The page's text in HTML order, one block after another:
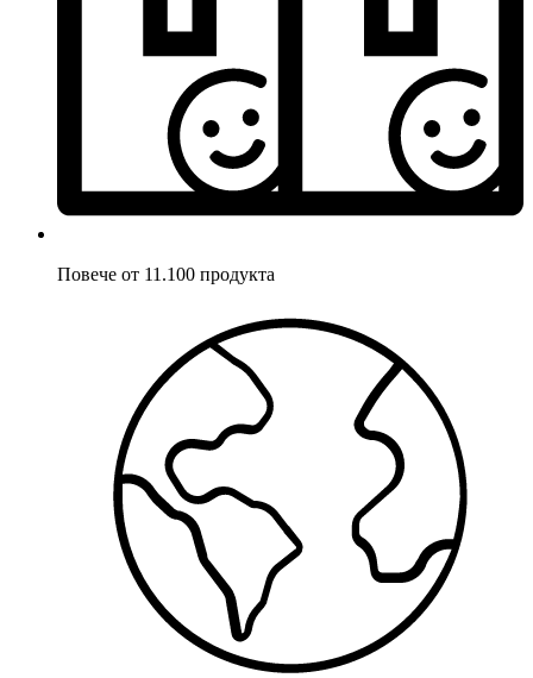
Повече от 11.100 продукта